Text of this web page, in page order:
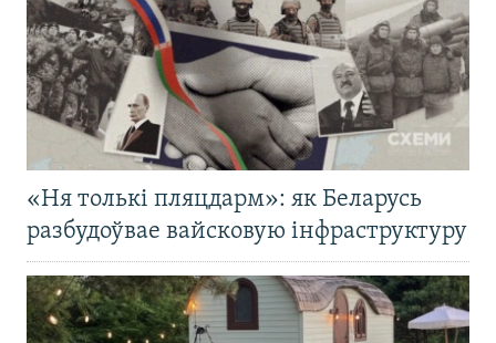
«Ня толькі пляцдарм»: як Беларусь
разбудоўвае вайсковую інфраструктуру